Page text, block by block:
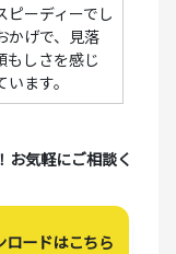
ピーディーでし
かげで、見落
もしさを感じ
ます。
お気軽にご相談く
ロードはこちら